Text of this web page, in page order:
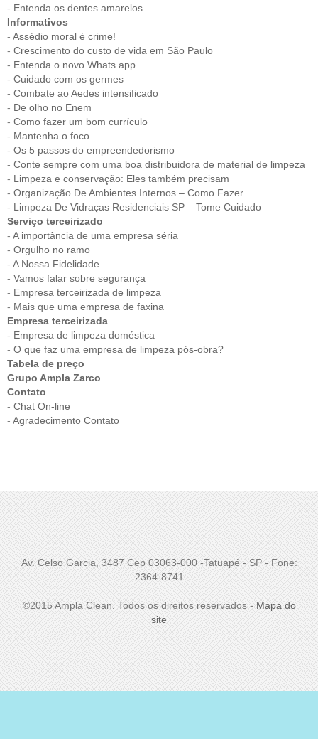
- Entenda os dentes amarelos
Informativos
- Assédio moral é crime!
- Crescimento do custo de vida em São Paulo
- Entenda o novo Whats app
- Cuidado com os germes
- Combate ao Aedes intensificado
- De olho no Enem
- Como fazer um bom currículo
- Mantenha o foco
- Os 5 passos do empreendedorismo
- Conte sempre com uma boa distribuidora de material de limpeza
- Limpeza e conservação: Eles também precisam
- Organização De Ambientes Internos – Como Fazer
- Limpeza De Vidraças Residenciais SP – Tome Cuidado
Serviço terceirizado
- A importância de uma empresa séria
- Orgulho no ramo
- A Nossa Fidelidade
- Vamos falar sobre segurança
- Empresa terceirizada de limpeza
- Mais que uma empresa de faxina
Empresa terceirizada
- Empresa de limpeza doméstica
- O que faz uma empresa de limpeza pós-obra?
Tabela de preço
Grupo Ampla Zarco
Contato
- Chat On-line
- Agradecimento Contato
Av. Celso Garcia, 3487 Cep 03063-000 -Tatuapé - SP - Fone:
2364-8741
©2015 Ampla Clean. Todos os direitos reservados - Mapa do
site